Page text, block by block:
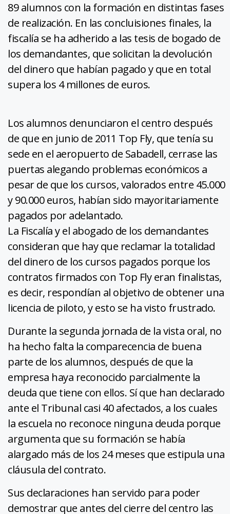
89 alumnos con la formación en distintas fases
de realización. En las concluisiones finales, la
fiscalía se ha adherido a las tesis de bogado de
los demandantes, que solicitan la devolución
del dinero que habían pagado y que en total
supera los 4 millones de euros.
Los alumnos denunciaron el centro después
de que en junio de 2011 Top Fly, que tenía su
sede en el aeropuerto de Sabadell, cerrase las
puertas alegando problemas económicos a
pesar de que los cursos, valorados entre 45.000
y 90.000 euros, habían sido mayoritariamente
pagados por adelantado.
La Fiscalía y el abogado de los demandantes
consideran que hay que reclamar la totalidad
del dinero de los cursos pagados porque los
contratos firmados con Top Fly eran finalistas,
es decir, respondían al objetivo de obtener una
licencia de piloto, y esto se ha visto frustrado.
Durante la segunda jornada de la vista oral, no
ha hecho falta la comparecencia de buena
parte de los alumnos, después de que la
empresa haya reconocido parcialmente la
deuda que tiene con ellos. Sí que han declarado
ante el Tribunal casi 40 afectados, a los cuales
la escuela no reconoce ninguna deuda porque
argumenta que su formación se había
alargado más de los 24 meses que estipula una
cláusula del contrato.
Sus declaraciones han servido para poder
demostrar que antes del cierre del centro las